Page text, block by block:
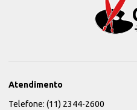
Atendimento
Telefone: (11) 2344-2600